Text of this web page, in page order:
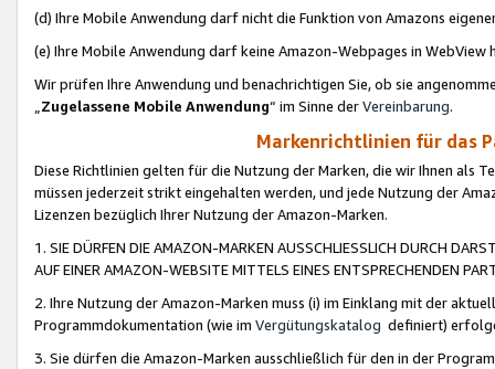
(d) Ihre Mobile Anwendung darf nicht die Funktion von Amazons
(e) Ihre Mobile Anwendung darf keine Amazon-Webpages in WebView
Wir prüfen Ihre Anwendung und benachrichtigen Sie, ob sie
„Zugelassene Mobile Anwendung“ im Sinne derVereinbarung.
Markenrichtlinien für das
Diese Richtlinien gelten für die Nutzung der Marken, die wir Ihnen als
müssen jederzeit strikt eingehalten werden, und jede Nutzung der
Lizenzen bezüglich Ihrer Nutzung der Amazon-Marken.
1. SIE DÜRFEN DIE AMAZON-MARKEN AUSSCHLIESSLICH DURCH
AUF EINER AMAZON-WEBSITE MITTELS EINES ENTSPRECHENDEN
2. Ihre Nutzung der Amazon-Marken muss (i) im Einklang mit der
Programmdokumentation (wie im Vergütungskatalog definiert)
3. Sie dürfen die Amazon-Marken ausschließlich für den in der